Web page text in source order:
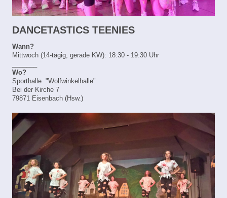
DANCETASTICS TEENIES
Wann?
Mittwoch (14-tägig, gerade KW): 18:30 - 19:30 Uhr
Wo?
Sporthalle "Wolfwinkelhalle"
Bei der Kirche 7
79871 Eisenbach (Hsw.)